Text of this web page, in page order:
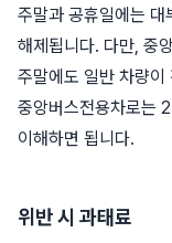
주말과 공휴일에는
해제됩니다. 다만, 중
주말에도 일반 차량이
중앙버스전용차로는
이해하면 됩니다.
위반 시 과태료